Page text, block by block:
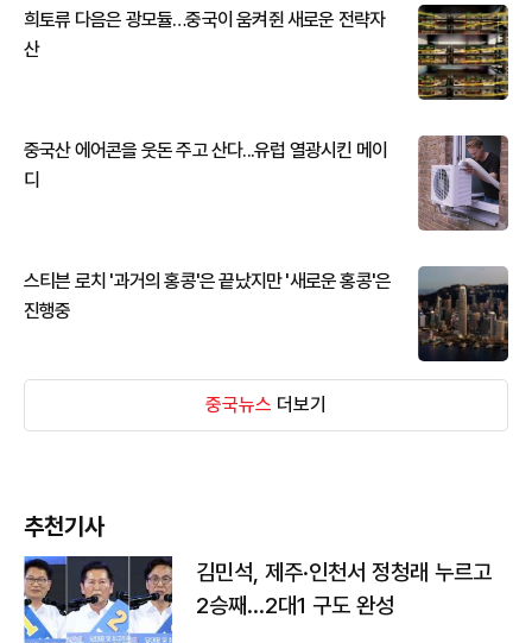
희토류 다음은 광모듈…중국이 움켜쥔 새로운 전략자
산
중국산 에어콘을 웃돈 주고 산다...유럽 열광시킨 메이
디
스티븐 로치 '과거의 홍콩'은 끝났지만 '새로운 홍콩'은
진행중
중국뉴스 더보기
추천기사
김민석, 제주·인천서 정청래 누르고
2승째…2대1 구도 완성